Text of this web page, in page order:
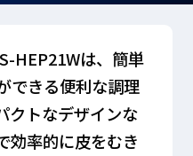
HEP21Wは、簡単
できる便利な調理
クトなデザインな
効率的に皮をむき